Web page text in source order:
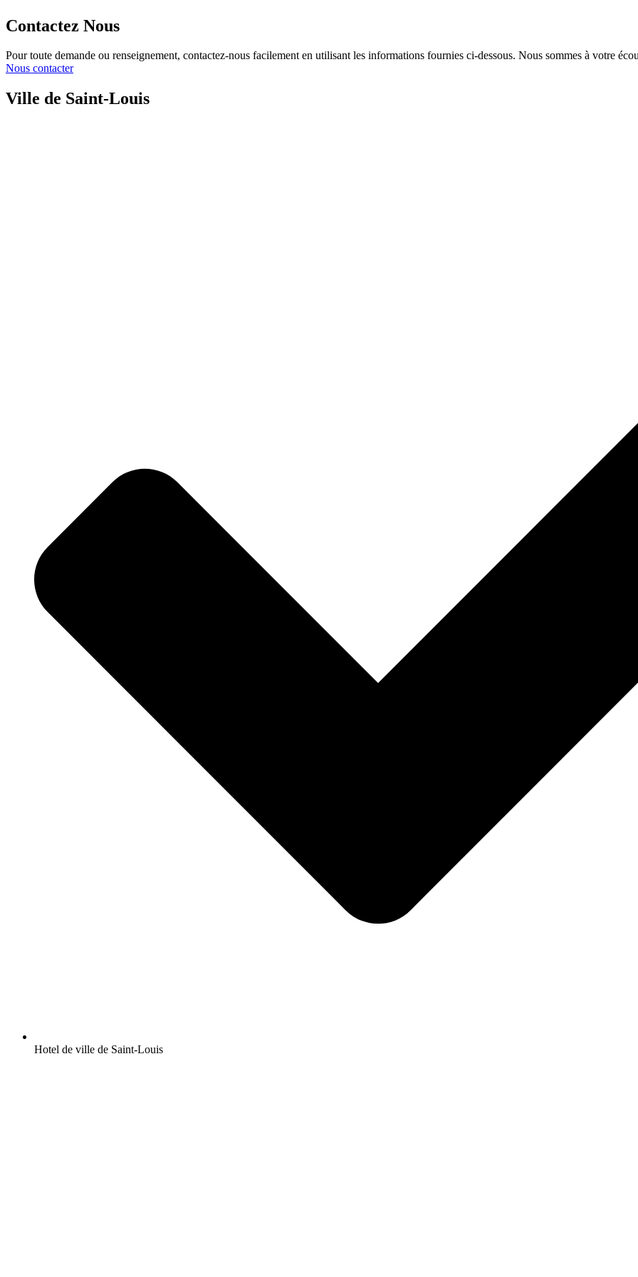
Contactez Nous
Pour toute demande ou renseignement, contactez-nous facilement en utilisant les informations fournies ci-dessous. Nous sommes à votre
Nous contacter
Ville de Saint-Louis
Hotel de ville de Saint-Louis